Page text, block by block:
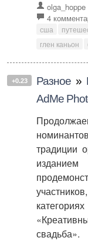
olga_hoppe
4
сша
глен каньон
+0.23 Разное »
AdMe
традиции
свадьба».